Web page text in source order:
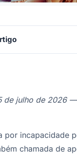
de julho de 2026
por incapacidade
chamada de